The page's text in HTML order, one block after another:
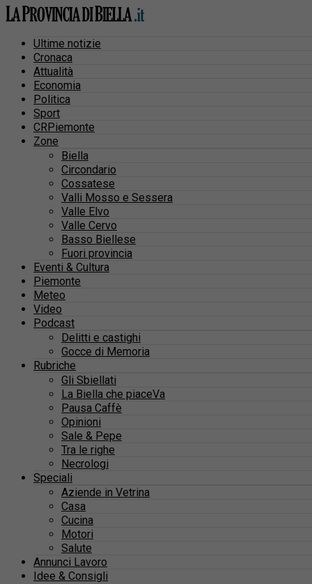
Ultime notizie
Cronaca
Attualità
Economia
Politica
Sport
CRPiemonte
Zone
Biella
Circondario
Cossatese
Valli Mosso e Sessera
Valle Elvo
Valle Cervo
Basso Biellese
Fuori provincia
Eventi & Cultura
Piemonte
Meteo
Video
Podcast
Delitti e castighi
Gocce di Memoria
Rubriche
Gli Sbiellati
La Biella che piaceVa
Pausa Caffè
Opinioni
Sale & Pepe
Tra le righe
Necrologi
Speciali
Aziende in Vetrina
Casa
Cucina
Motori
Salute
Annunci Lavoro
Idee & Consigli